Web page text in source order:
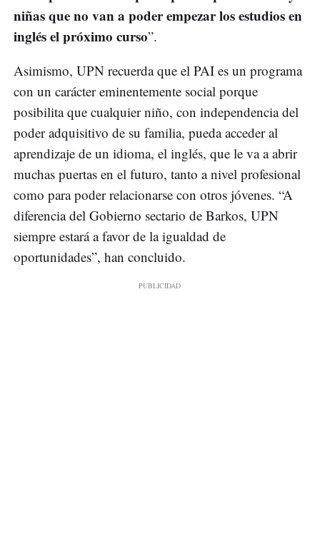
niñas que no van a poder empezar los estudios en
inglés el próximo curso”.
Asimismo, UPN recuerda que el PAI es un programa
con un carácter eminentemente social porque
posibilita que cualquier niño, con independencia del
poder adquisitivo de su familia, pueda acceder al
aprendizaje de un idioma, el inglés, que le va a abrir
muchas puertas en el futuro, tanto a nivel profesional
como para poder relacionarse con otros jóvenes. “A
diferencia del Gobierno sectario de Barkos, UPN
siempre estará a favor de la igualdad de
oportunidades”, han concluido.